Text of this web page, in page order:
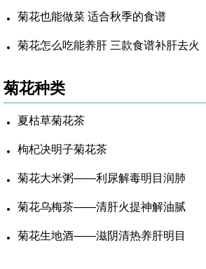
菊花也能做菜 适合秋季的食谱
菊花怎么吃能养肝 三款食谱补肝去火
菊花种类
夏枯草菊花茶
枸杞决明子菊花茶
菊花大米粥——利尿解毒明目润肺
菊花乌梅茶——清肝火提神解油腻
菊花生地酒——滋阴清热养肝明目